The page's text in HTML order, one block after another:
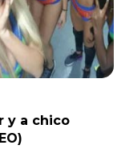
y a chico